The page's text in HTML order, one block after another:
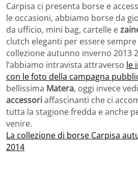
Carpisa ci presenta borse e
le occasioni, abbiamo borse da
da ufficio, mini bag, cartelle e
clutch eleganti per essere sempre
collezione autunno inverno 2013
l’abbiamo intravista attraverso le
con le foto della campagna
bellissima Matera, oggi invece
accessoriaffascinanti che ci
tutta la stagione fredda e anche
venire.
La collezione di borse Carpisa
2014